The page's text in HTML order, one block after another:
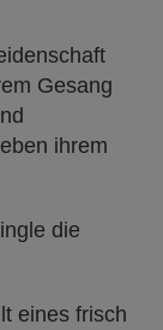
Gesang
ihrem
die
eines frisch